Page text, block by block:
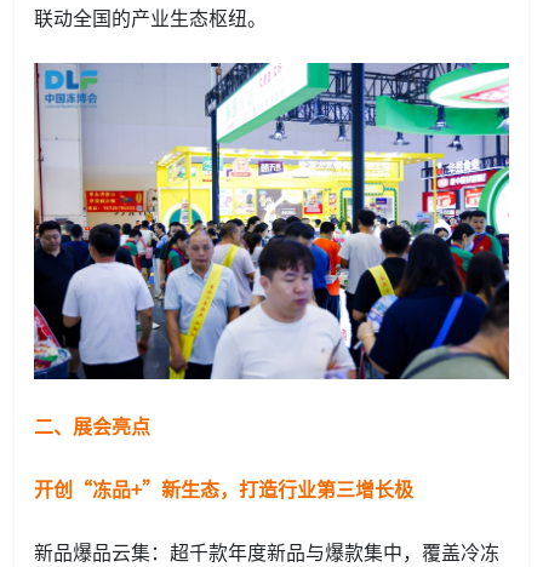
联动全国的产业生态枢纽。
二、 展会亮点
开创“冻品+”新生态，打造行业第三增长极
新品爆品云集：超千款年度新品与爆款集中，覆盖冷冻